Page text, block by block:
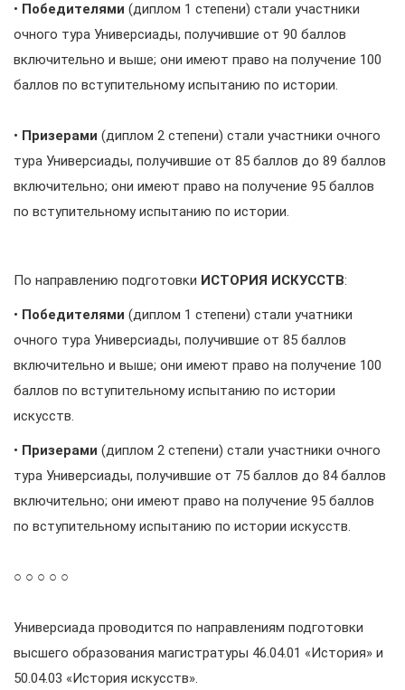
• Победителями (диплом 1 степени) стали участники
очного тура Универсиады, получившие от 90 баллов
включительно и выше; они имеют право на получение 100
баллов по вступительному испытанию по истории.
• Призерами (диплом 2 степени) стали участники очного
тура Универсиады, получившие от 85 баллов до 89 баллов
включительно; они имеют право на получение 95 баллов
по вступительному испытанию по истории.
По направлению подготовки ИСТОРИЯ ИСКУССТВ:
• Победителями (диплом 1 степени) стали учатники
очного тура Универсиады, получившие от 85 баллов
включительно и выше; они имеют право на получение 100
баллов по вступительному испытанию по истории
искусств.
• Призерами (диплом 2 степени) стали участники очного
тура Универсиады, получившие от 75 баллов до 84 баллов
включительно; они имеют право на получение 95 баллов
по вступительному испытанию по истории искусств.
○ ○ ○ ○ ○
Универсиада проводится по направлениям подготовки
высшего образования магистратуры 46.04.01 «История» и
50.04.03 «История искусств».